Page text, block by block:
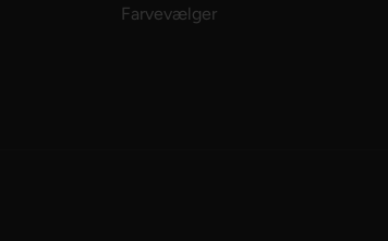
Farvevælger